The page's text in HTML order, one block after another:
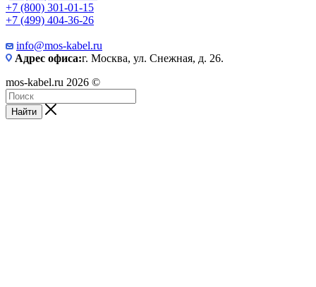
+7 (800) 301-01-15
+7 (499) 404-36-26
info@mos-kabel.ru
Адрес офиса:г. Москва, ул. Снежная, д. 26.
mos-kabel.ru 2026 ©
Найти